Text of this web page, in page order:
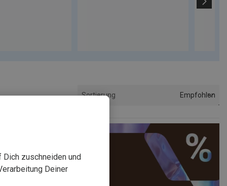
Sortierung Empfohlen
zuschneiden und
Deiner